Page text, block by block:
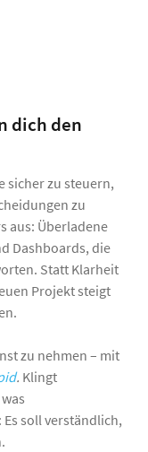
dich den
sicher zu steuern,
zu
aus: Überladene
Dashboards, die
Statt Klarheit
Projekt steigt
zu nehmen – mit
. Klingt
soll verständlich,